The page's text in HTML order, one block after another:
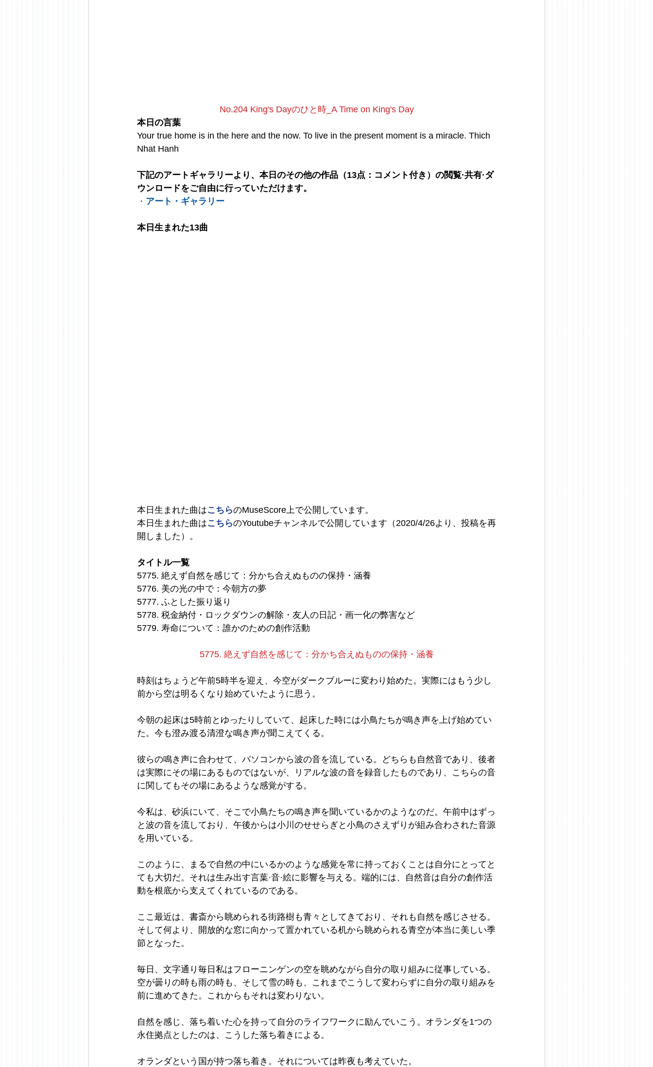
No.204 King's Dayのひと時_A Time on King's Day
本日の言葉
Your true home is in the here and the now. To live in the present moment is a miracle. Thich
Nhat Hanh
下記のアートギャラリーより、本日のその他の作品（13点：コメント付き）の閲覧·共有·ダ
ウンロードをご自由に行っていただけます。
・ アート・ギャラリー
本日生まれた13曲
本日生まれた曲はこちらのMuseScore上で公開しています。
本日生まれた曲はこちらのYoutubeチャンネルで公開しています（2020/4/26より、投稿を再
開しました）。
タイトル一覧
5775. 絶えず自然を感じて：分かち合えぬものの保持・涵養
5776. 美の光の中で：今朝方の夢
5777. ふとした振り返り
5778. 税金納付・ロックダウンの解除・友人の日記・画一化の弊害など
5779. 寿命について：誰かのための創作活動
5775. 絶えず自然を感じて：分かち合えぬものの保持・涵養
時刻はちょうど午前5時半を迎え、今空がダークブルーに変わり始めた。実際にはもう少し
前から空は明るくなり始めていたように思う。
今朝の起床は5時前とゆったりしていて、起床した時には小鳥たちが鳴き声を上げ始めてい
た。今も澄み渡る清澄な鳴き声が聞こえてくる。
彼らの鳴き声に合わせて、パソコンから波の音を流している。どちらも自然音であり、後者
は実際にその場にあるものではないが、リアルな波の音を録音したものであり、こちらの音
に関してもその場にあるような感覚がする。
今私は、砂浜にいて、そこで小鳥たちの鳴き声を聞いているかのようなのだ。午前中はずっ
と波の音を流しており、午後からは小川のせせらぎと小鳥のさえずりが組み合わされた音源
を用いている。
このように、まるで自然の中にいるかのような感覚を常に持っておくことは自分にとってと
ても大切だ。それは生み出す言葉·音·絵に影響を与える。端的には、自然音は自分の創作活
動を根底から支えてくれているのである。
ここ最近は、書斎から眺められる街路樹も青々としてきており、それも自然を感じさせる。
そして何より、開放的な窓に向かって置かれている机から眺められる青空が本当に美しい季
節となった。
毎日、文字通り毎日私はフローニンゲンの空を眺めながら自分の取り組みに従事している。
空が曇りの時も雨の時も、そして雪の時も、これまでこうして変わらずに自分の取り組みを
前に進めてきた。これからもそれは変わりない。
自然を感じ、落ち着いた心を持って自分のライフワークに励んでいこう。オランダを1つの
永住拠点としたのは、こうした落ち着きによる。
オランダという国が持つ落ち着き。それについては昨夜も考えていた。